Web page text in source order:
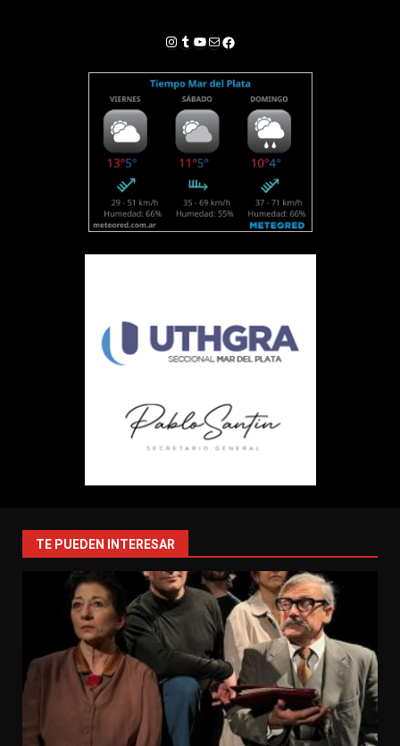
Instagram
Tumblr
YouTube
Correo electrónico
Facebook
TE PUEDEN INTERESAR